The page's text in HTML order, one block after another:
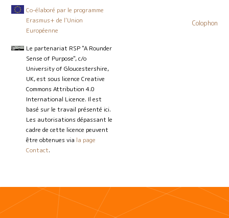
Co-élaboré par le programme
Erasmus+ de l'Union
Européenne
Le partenariat RSP "A Rounder
Sense of Purpose", c/o
University of Gloucestershire,
UK, est sous licence Creative
Commons Attribution 4.0
International Licence. Il est
basé sur le travail présenté ici.
Les autorisations dépassant le
cadre de cette licence peuvent
être obtenues via la page
Contact.
Colophon